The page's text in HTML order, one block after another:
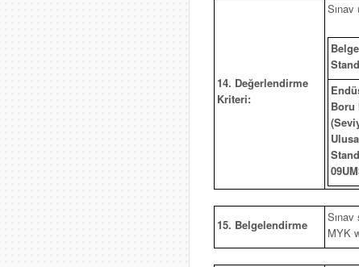
14. Değerlendirme
Kriteri:
Sınav
Boru
15. Belgelendirme
MYK